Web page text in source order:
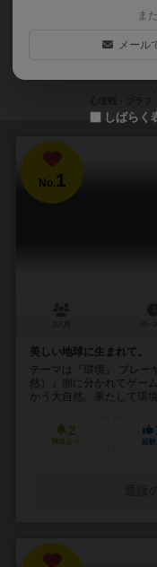
No.1
美しい地球に生まれて。
テーマは『環境』 プレー
然）』側に分かれてゲー
かう大自然。果たして環
2
興味あり 経験
ま
メール
しばらく